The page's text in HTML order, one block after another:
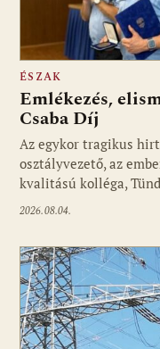
ÉSZAK
Emlékezés,
Csaba Díj
Az egykor tragikus
osztályvezető, az
kvalitású kolléga,
2026.08.04.